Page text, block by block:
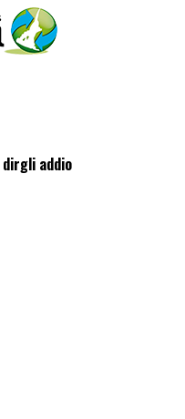
dirgli addio